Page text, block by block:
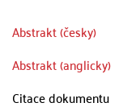
Abstrakt (česky)
Abstrakt (anglicky)
Citace dokumentu